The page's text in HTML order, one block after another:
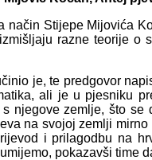
Stijepe Mijovića
razne teorije o
je, te predgovor
ali je u pjesniku
njegove zemlje, što
na svojoj zemlji
i prilagodbu na
pokazavši time